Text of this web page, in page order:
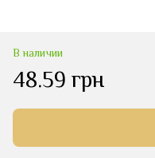
В наличии
48.59 грн